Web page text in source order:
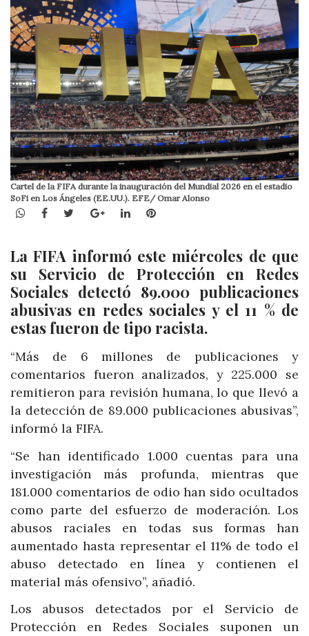
Cartel de la FIFA durante la inauguración del Mundial 2026 en el estadio
SoFi en Los Ángeles (EE.UU.). EFE/ Omar Alonso
WhatsApp
Facebook
TwitterGoogle+LinkedInPinterest
La FIFA informó este miércoles de que
su Servicio de Protección en Redes
Sociales detectó 89.000 publicaciones
abusivas en redes sociales y el 11 % de
estas fueron de tipo racista.
“Más de 6 millones de publicaciones y
comentarios fueron analizados, y 225.000 se
remitieron para revisión humana, lo que llevó a
la detección de 89.000 publicaciones abusivas”,
informó la FIFA.
“Se han identificado 1.000 cuentas para una
investigación más profunda, mientras que
181.000 comentarios de odio han sido ocultados
como parte del esfuerzo de moderación. Los
abusos raciales en todas sus formas han
aumentado hasta representar el 11% de todo el
abuso detectado en línea y contienen el
material más ofensivo”, añadió.
Los abusos detectados por el Servicio de
Protección en Redes Sociales suponen un